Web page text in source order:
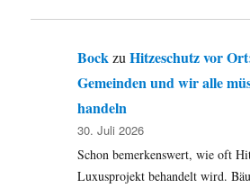
BockzuHitzeschutz vor
Gemeinden und wir alle
handeln
30. Juli 2026
Schon bemerkenswert, wie oft
Luxusprojekt behandelt wird.